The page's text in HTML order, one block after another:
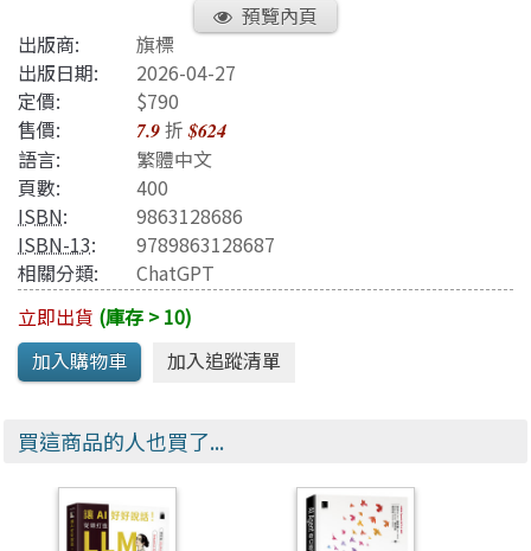
預覽內頁
出版商:
旗標
出版日期:
2026-04-27
定價:
$790
售價:
7.9折$624
語言:
繁體中文
頁數:
400
ISBN:
9863128686
ISBN-13:
9789863128687
相關分類:
ChatGPT
立即出貨 (庫存 > 10)
買這商品的人也買了...